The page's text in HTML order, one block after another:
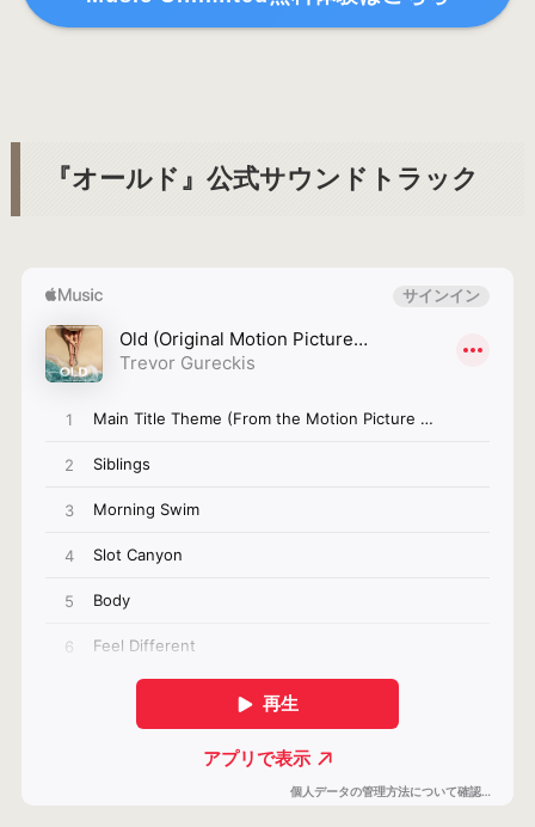
『オールド』公式サウンドトラック